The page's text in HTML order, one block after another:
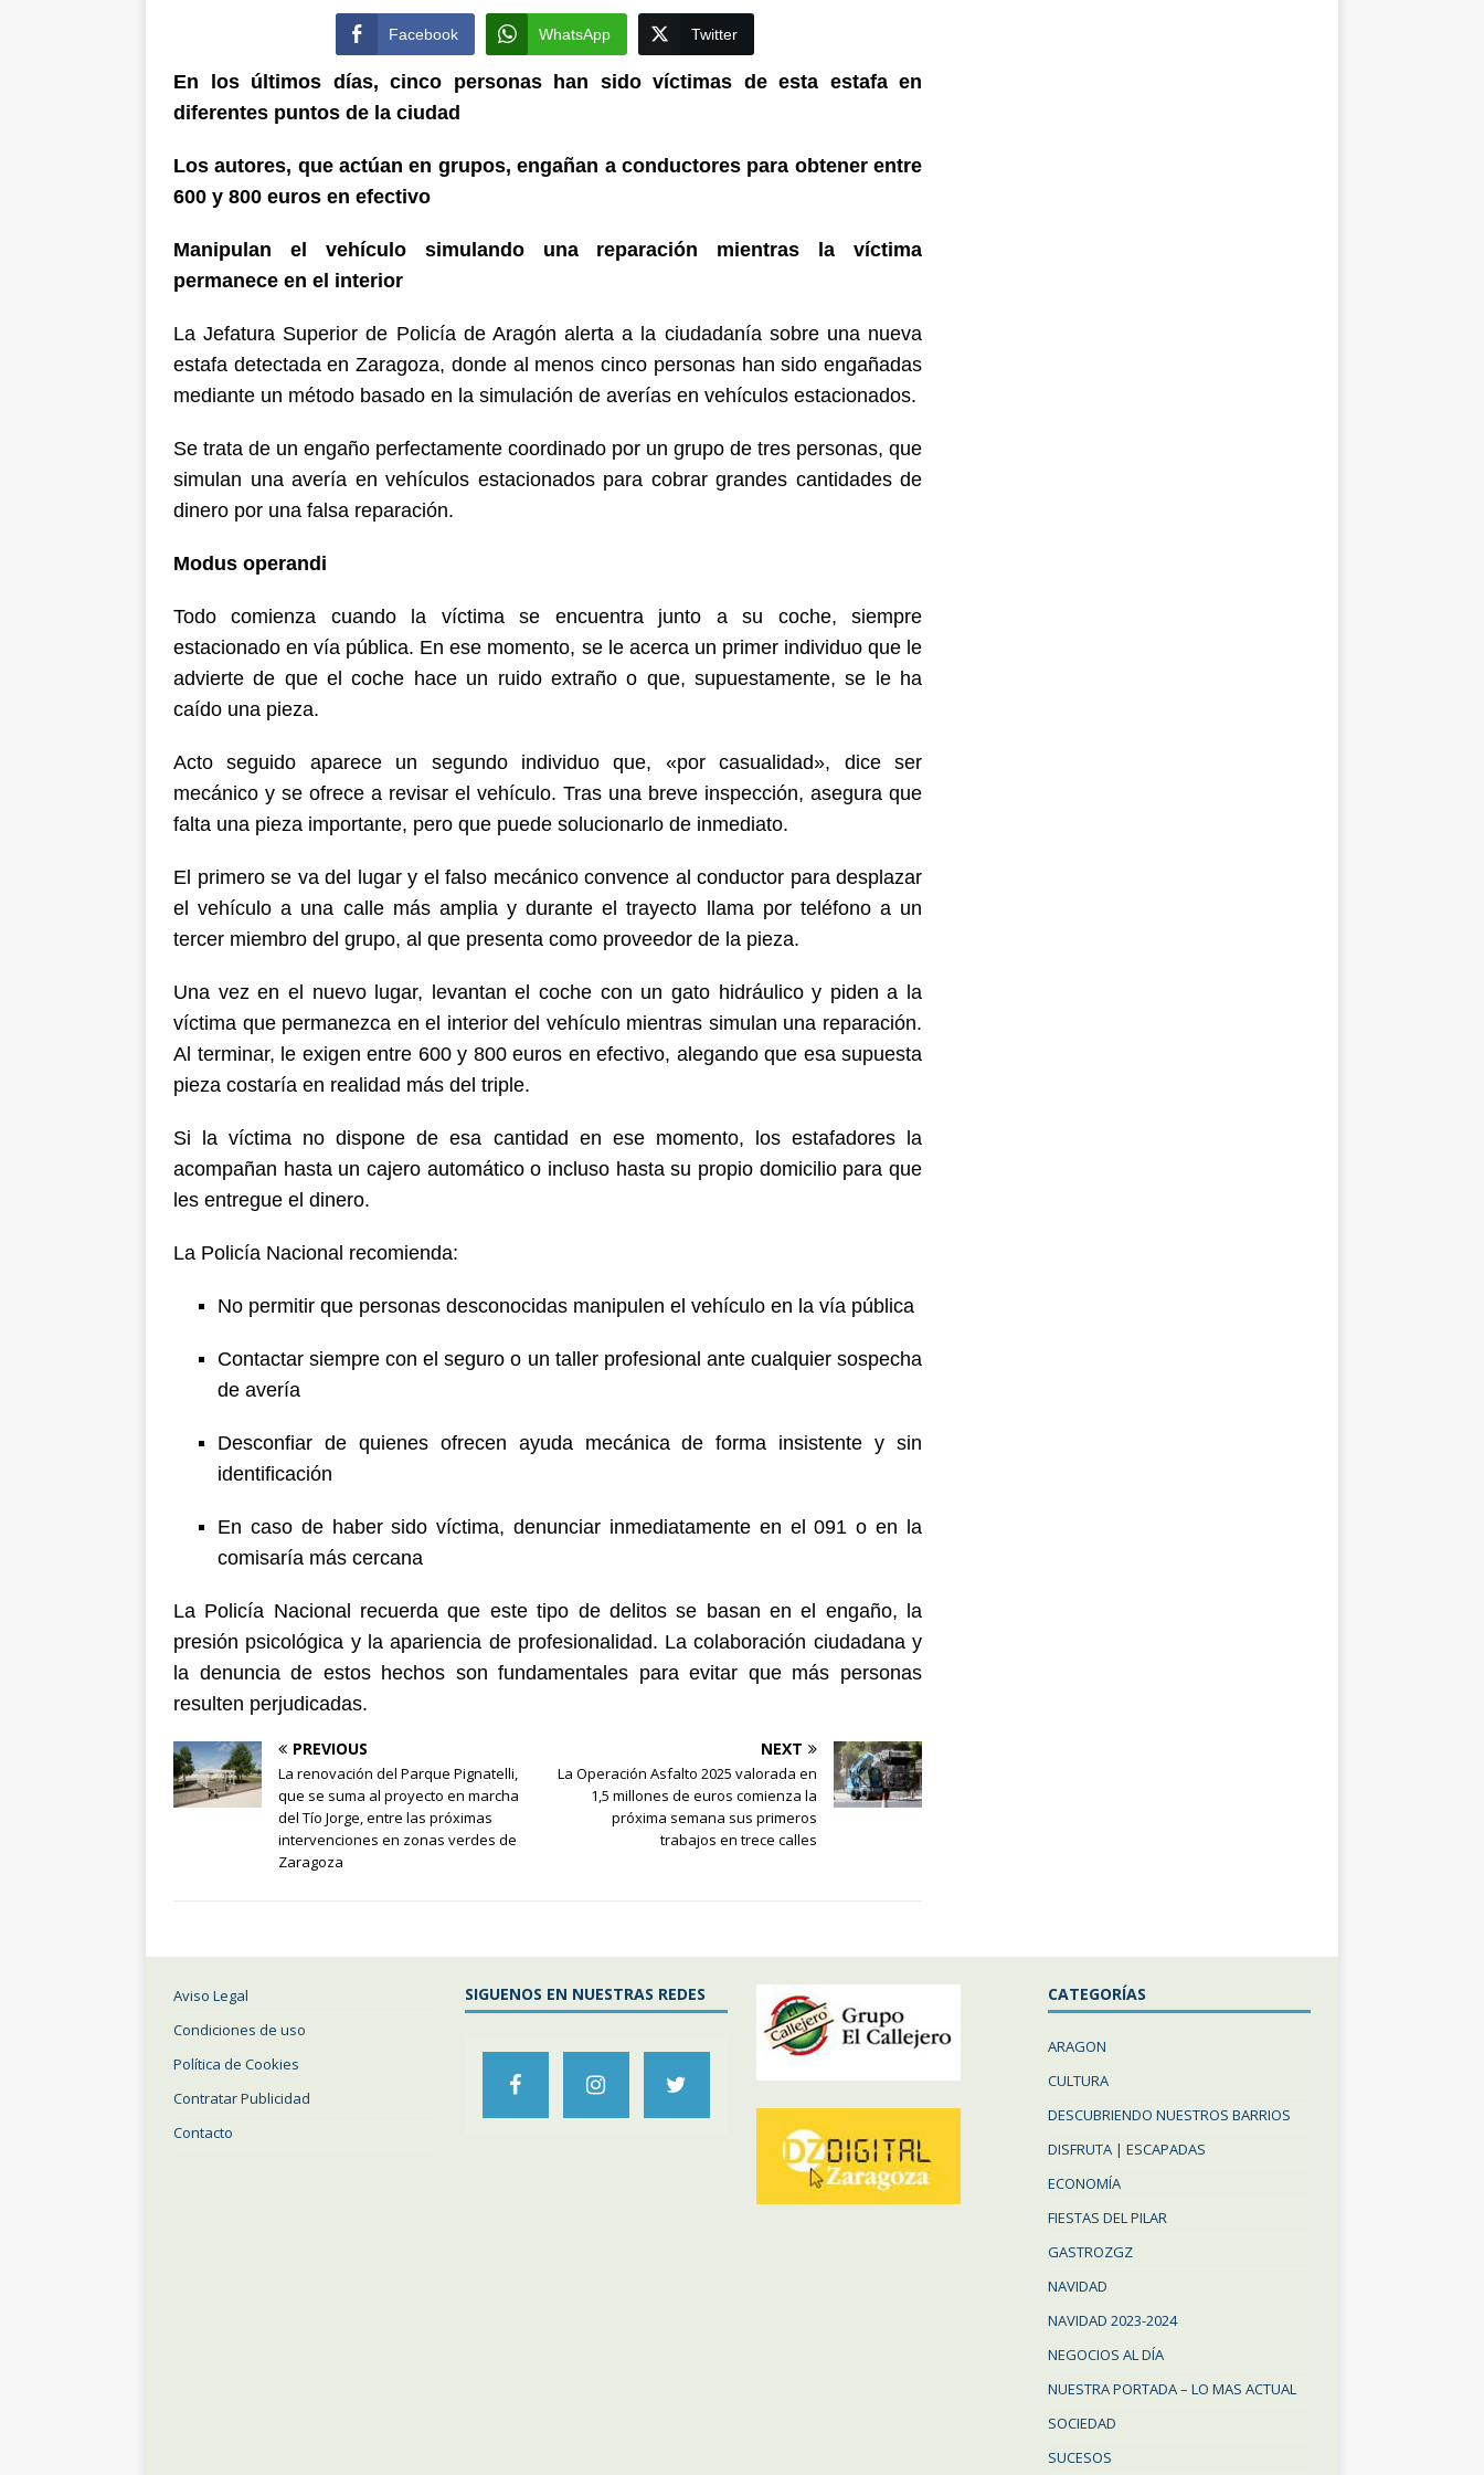
Facebook WhatsApp Twitter
En los últimos días, cinco personas han sido víctimas de esta estafa en
diferentes puntos de la ciudad
Los autores, que actúan en grupos, engañan a conductores para obtener entre
600 y 800 euros en efectivo
Manipulan el vehículo simulando una reparación mientras la víctima
permanece en el interior
La Jefatura Superior de Policía de Aragón alerta a la ciudadanía sobre una nueva
estafa detectada en Zaragoza, donde al menos cinco personas han sido engañadas
mediante un método basado en la simulación de averías en vehículos estacionados.
Se trata de un engaño perfectamente coordinado por un grupo de tres personas, que
simulan una avería en vehículos estacionados para cobrar grandes cantidades de
dinero por una falsa reparación.
Modus operandi
Todo comienza cuando la víctima se encuentra junto a su coche, siempre
estacionado en vía pública. En ese momento, se le acerca un primer individuo que le
advierte de que el coche hace un ruido extraño o que, supuestamente, se le ha
caído una pieza.
Acto seguido aparece un segundo individuo que, «por casualidad», dice ser
mecánico y se ofrece a revisar el vehículo. Tras una breve inspección, asegura que
falta una pieza importante, pero que puede solucionarlo de inmediato.
El primero se va del lugar y el falso mecánico convence al conductor para desplazar
el vehículo a una calle más amplia y durante el trayecto llama por teléfono a un
tercer miembro del grupo, al que presenta como proveedor de la pieza.
Una vez en el nuevo lugar, levantan el coche con un gato hidráulico y piden a la
víctima que permanezca en el interior del vehículo mientras simulan una reparación.
Al terminar, le exigen entre 600 y 800 euros en efectivo, alegando que esa supuesta
pieza costaría en realidad más del triple.
Si la víctima no dispone de esa cantidad en ese momento, los estafadores la
acompañan hasta un cajero automático o incluso hasta su propio domicilio para que
les entregue el dinero.
La Policía Nacional recomienda:
No permitir que personas desconocidas manipulen el vehículo en la vía pública
Contactar siempre con el seguro o un taller profesional ante cualquier sospecha
de avería
Desconfiar de quienes ofrecen ayuda mecánica de forma insistente y sin
identificación
En caso de haber sido víctima, denunciar inmediatamente en el 091 o en la
comisaría más cercana
La Policía Nacional recuerda que este tipo de delitos se basan en el engaño, la
presión psicológica y la apariencia de profesionalidad. La colaboración ciudadana y
la denuncia de estos hechos son fundamentales para evitar que más personas
resulten perjudicadas.
PREVIOUS
La renovación del Parque Pignatelli,
que se suma al proyecto en marcha
del Tío Jorge, entre las próximas
intervenciones en zonas verdes de
Zaragoza
NEXT
La Operación Asfalto 2025 valorada en
1,5 millones de euros comienza la
próxima semana sus primeros
trabajos en trece calles
Aviso Legal
Condiciones de uso
Política de Cookies
Contratar Publicidad
Contacto
SIGUENOS EN NUESTRAS REDES CATEGORÍAS
ARAGON
CULTURA
DESCUBRIENDO NUESTROS BARRIOS
DISFRUTA | ESCAPADAS
ECONOMÍA
FIESTAS DEL PILAR
GASTROZGZ
NAVIDAD
NAVIDAD 2023-2024
NEGOCIOS AL DÍA
NUESTRA PORTADA – LO MAS ACTUAL
SOCIEDAD
SUCESOS